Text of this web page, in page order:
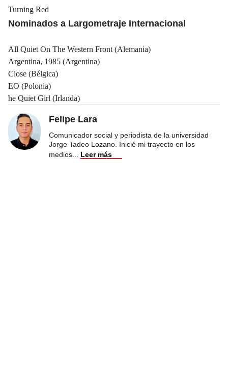
Turning Red
Nominados a Largometraje Internacional
All Quiet On The Western Front (Alemania)
Argentina, 1985 (Argentina)
Close (Bélgica)
EO (Polonia)
he Quiet Girl (Irlanda)
Felipe Lara
Comunicador social y periodista de la universidad
Jorge Tadeo Lozano. Inicié mi trayecto en los
medios
Leer más